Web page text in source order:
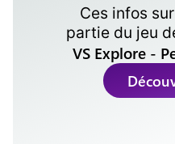
Ces infos sur
partie du jeu
VS Explore -